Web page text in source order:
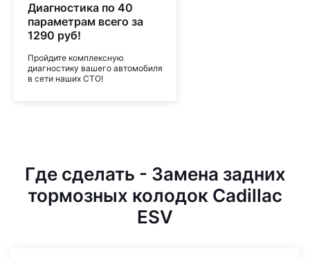
Диагностика по 40
параметрам всего за
1290 руб!
Пройдите комплексную
диагностику вашего автомобиля
в сети наших СТО!
Где сделать - Замена задних
тормозных колодок Cadillac
ESV